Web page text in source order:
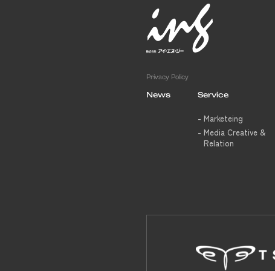
Privacy Policy
News Service
Marketeing
Media Creative &
Relation